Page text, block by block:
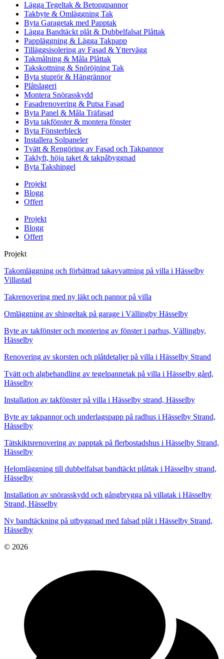
Lägga Tegeltak & Betongpannor
Takbyte & Omläggning Tak
Byta Garagetak med Papptak
Lägga Bandtäckt plåt & Dubbelfalsat Plåttak
Pappläggning & Lägga Takpapp
Tilläggsisolering av Fasad & Yttervägg
Takmålning & Måla Plåttak
Takskottning & Snöröjning Tak
Byta stuprör & Hängrännor
Plåtslageri
Montera Snörasskydd
Fasadrenovering & Putsa Fasad
Byta Panel & Måla Träfasad
Byta takfönster & montera fönster
Byta Fönsterbleck
Installera Solpaneler
Tvätt & Rengöring av Fasad och Takpannor
Taklyft, höja taket & takpåbyggnad
Byta Takshingel
Projekt
Blogg
Offert
Projekt
Blogg
Offert
Projekt
Takomläggning och förbättrad takavvattning på villa i Hässelby
Villastad
Takrenovering med ny läkt och pannor på villa
Omläggning av shingeltak på garage i Vällingby Hässelby
Byte av takfönster och montering av fönster i parhus, Vällingby,
Hässelby
Renovering av skorsten och plåtdetaljer på villa i Hässelby Strand
Tvätt och algbehandling av tegelpannetak på villa i Hässelby gård,
Hässelby
Installation av takfönster på villa i Hässelby strand, Hässelby
Byte av takpannor och underlagspapp på radhus i Hässelby Strand,
Hässelby
Tätskiktsrenovering av papptak på flerbostadshus i Hässelby Strand,
Hässelby
Helomläggning till dubbelfalsat bandtäckt plåttak i Hässelby strand,
Hässelby
Installation av snörasskydd och gångbrygga på villatak i Hässelby
Strand, Hässelby
Ny bandtäckning på utbyggnad med falsad plåt i Hässelby Strand,
Hässelby
© 2026